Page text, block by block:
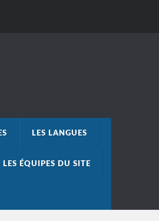
LES LANGUES
LES ÉQUIPES DU SITE